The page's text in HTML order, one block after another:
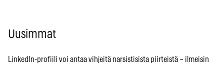
Uusimmat
LinkedIn-profiili voi antaa vihjeitä narsistisista piirteistä – ilmeisin